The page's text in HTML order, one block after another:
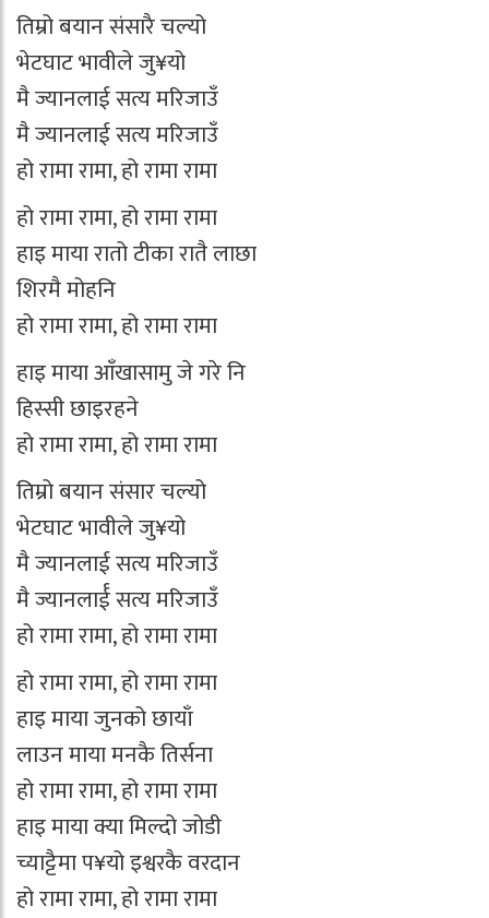
तिम्रो बयान संसारै चल्यो
भेटघाट भावीले जु¥यो
मै ज्यानलाई सत्य मरिजाउँ
मै ज्यानलाई सत्य मरिजाउँ
हो रामा रामा, हो रामा रामा
हो रामा रामा, हो रामा रामा
हाइ माया रातो टीका रातै लाछा
शिरमै मोहनि
हो रामा रामा, हो रामा रामा
हाइ माया आँखासामु जे गरे नि
हिस्सी छाइरहने
हो रामा रामा, हो रामा रामा
तिम्रो बयान संसार चल्यो
भेटघाट भावीले जु¥यो
मै ज्यानलाई सत्य मरिजाउँ
मै ज्यानलार्ई सत्य मरिजाउँ
हो रामा रामा, हो रामा रामा
हो रामा रामा, हो रामा रामा
हाइ माया जुनको छायाँ
लाउन माया मनकै तिर्सना
हो रामा रामा, हो रामा रामा
हाइ माया क्या मिल्दो जोडी
च्याट्टैमा प¥यो इश्वरकै वरदान
हो रामा रामा, हो रामा रामा